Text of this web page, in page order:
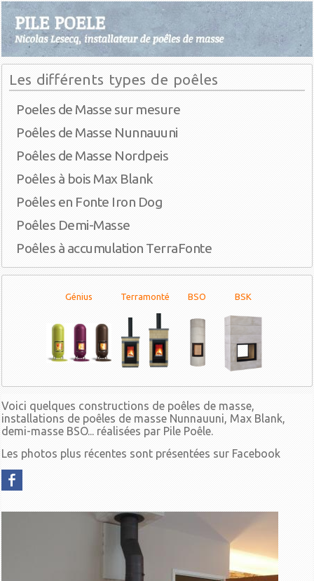
Les différents types de poêles
Poeles de Masse sur mesure
Poêles de Masse Nunnauuni
Poêles de Masse Nordpeis
Poêles à bois Max Blank
Poêles en Fonte Iron Dog
Poêles Demi-Masse
Poêles à accumulation TerraFonte
Génius Terramonté BSO BSK
Voici quelques constructions de poêles de masse,
installations de poêles de masse Nunnauuni, Max Blank,
demi-masse BSO... réalisées par Pile Poêle.
Les photos plus récentes sont présentées sur Facebook